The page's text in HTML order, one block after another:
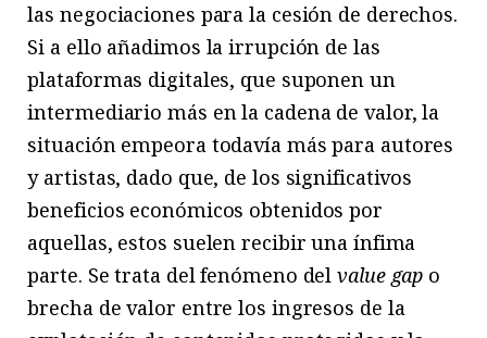
las negociaciones para la cesión de derechos.
Si a ello añadimos la irrupción de las
plataformas digitales, que suponen un
intermediario más en la cadena de valor, la
situación empeora todavía más para autores
y artistas, dado que, de los significativos
beneficios económicos obtenidos por
aquellas, estos suelen recibir una ínfima
parte. Se trata del fenómeno delvalue gap o
brecha de valor entre los ingresos de la